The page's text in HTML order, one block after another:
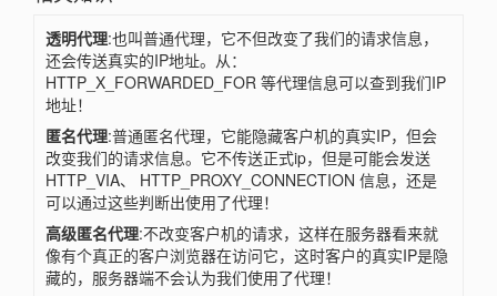
透明代理:也叫普通代理，它不但改变了我们的请求信息，
还会传送真实的IP地址。从：
HTTP_X_FORWARDED_FOR 等代理信息可以查到我们IP
地址！
匿名代理:普通匿名代理，它能隐藏客户机的真实IP，但会
改变我们的请求信息。它不传送正式ip，但是可能会发送
HTTP_VIA、 HTTP_PROXY_CONNECTION 信息，还是
可以通过这些判断出使用了代理！
高级匿名代理:不改变客户机的请求，这样在服务器看来就
像有个真正的客户浏览器在访问它，这时客户的真实IP是隐
藏的，服务器端不会认为我们使用了代理！